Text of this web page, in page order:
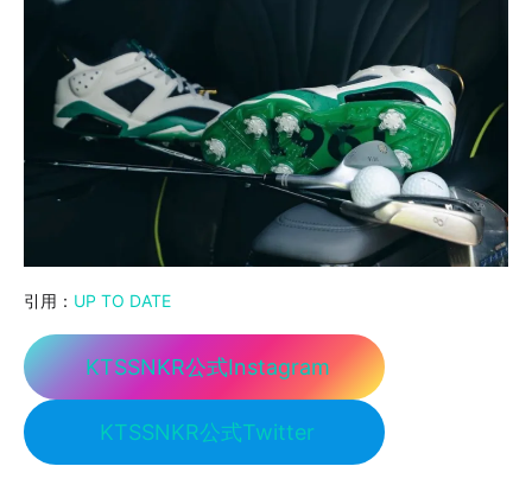
引用： UP TO DATE
KTSSNKR公式Instagram
KTSSNKR公式Twitter